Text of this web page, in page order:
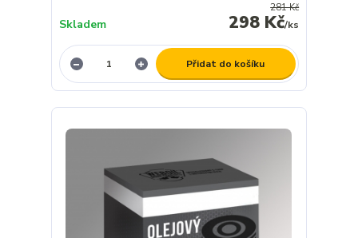
281 Kč
298 Kč/ks
Skladem
Přidat do košíku